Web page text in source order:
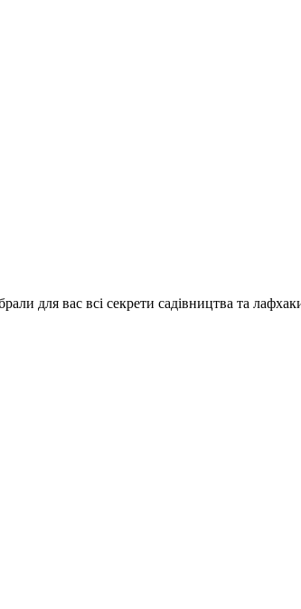
для вас всі секрети садівництва та